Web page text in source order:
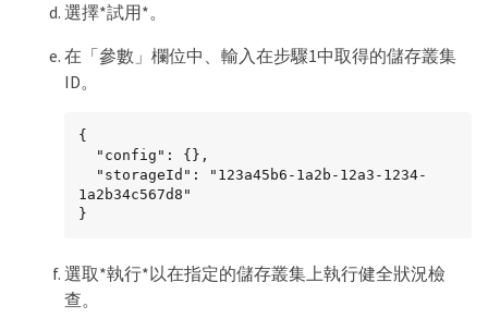
選擇*試用*。
在「參數」欄位中、輸入在步驟1中取得的儲存叢集
ID。
{
1a2b34c567d8"
}
選取*執行*以在指定的儲存叢集上執行健全狀況檢
查。